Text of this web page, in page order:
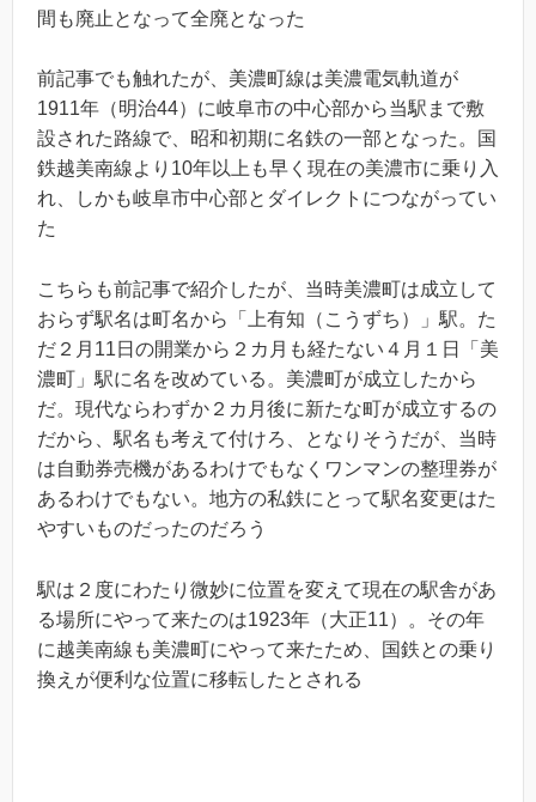
間も廃止となって全廃となった
前記事でも触れたが、美濃町線は美濃電気軌道が
1911年（明治44）に岐阜市の中心部から当駅まで敷
設された路線で、昭和初期に名鉄の一部となった。国
鉄越美南線より10年以上も早く現在の美濃市に乗り入
れ、しかも岐阜市中心部とダイレクトにつながってい
た
こちらも前記事で紹介したが、当時美濃町は成立して
おらず駅名は町名から「上有知（こうずち）」駅。た
だ２月11日の開業から２カ月も経たない４月１日「美
濃町」駅に名を改めている。美濃町が成立したから
だ。現代ならわずか２カ月後に新たな町が成立するの
だから、駅名も考えて付けろ、となりそうだが、当時
は自動券売機があるわけでもなくワンマンの整理券が
あるわけでもない。地方の私鉄にとって駅名変更はた
やすいものだったのだろう
駅は２度にわたり微妙に位置を変えて現在の駅舎があ
る場所にやって来たのは1923年（大正11）。その年
に越美南線も美濃町にやって来たため、国鉄との乗り
換えが便利な位置に移転したとされる